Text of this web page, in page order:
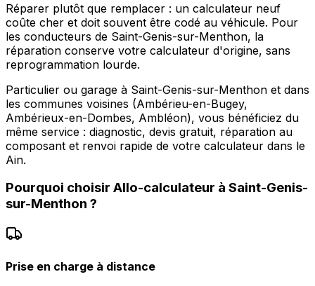
Réparer plutôt que remplacer : un calculateur neuf
coûte cher et doit souvent être codé au véhicule. Pour
les conducteurs de Saint-Genis-sur-Menthon, la
réparation conserve votre calculateur d'origine, sans
reprogrammation lourde.
Particulier ou garage à Saint-Genis-sur-Menthon et dans
les communes voisines (Ambérieu-en-Bugey,
Ambérieux-en-Dombes, Ambléon), vous bénéficiez du
même service : diagnostic, devis gratuit, réparation au
composant et renvoi rapide de votre calculateur dans le
Ain.
Pourquoi choisir Allo-calculateur à Saint-Genis-
sur-Menthon ?
Prise en charge à distance